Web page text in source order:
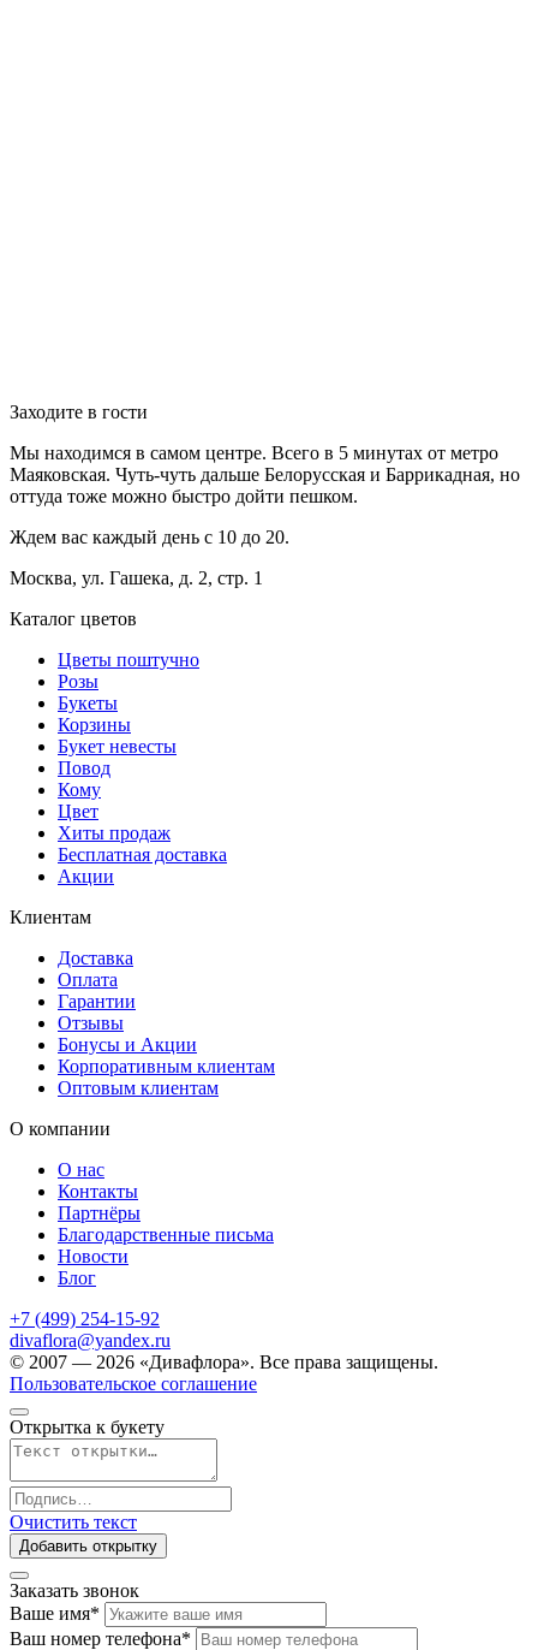
Заходите в гости
Мы находимся в самом центре. Всего в 5 минутах от метро
Маяковская. Чуть-чуть дальше Белорусская и Баррикадная, но
оттуда тоже можно быстро дойти пешком.
Ждем вас каждый день с 10 до 20.
Москва, ул. Гашека, д. 2, стр. 1
Каталог цветов
Цветы поштучно
Розы
Букеты
Корзины
Букет невесты
Повод
Кому
Цвет
Хиты продаж
Бесплатная доставка
Акции
Клиентам
Доставка
Оплата
Гарантии
Отзывы
Бонусы и Акции
Корпоративным клиентам
Оптовым клиентам
О компании
О нас
Контакты
Партнёры
Благодарственные письма
Новости
Блог
+7 (499) 254-15-92
divaflora@yandex.ru
© 2007 — 2026 «Дивафлора». Все права защищены.
Пользовательское соглашение
Открытка к букету
Очистить текст
Добавить открытку
Заказать звонок
Ваше имя*
Ваш номер телефона*